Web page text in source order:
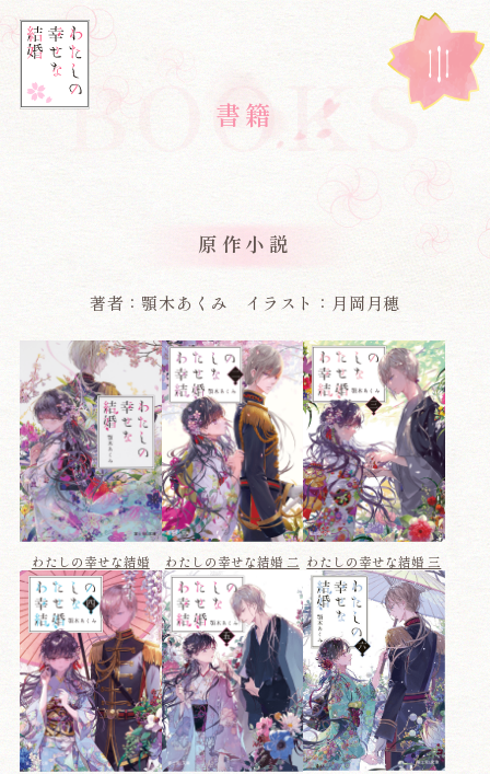
書籍
BOOKS
原作小説
著者：顎木あくみ イラスト：月岡月穂
わたしの幸せな結婚 わたしの幸せな結婚 二 わたしの幸せな結婚 三